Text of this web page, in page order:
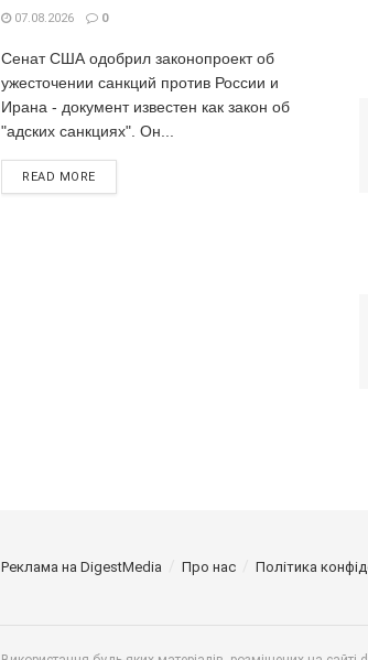
07.08.2026 0
Сенат США одобрил законопроект об
ужесточении санкций против России и
Ирана - документ известен как закон об
"адских санкциях". Он...
READ MORE
Реклама на DigestMedia Про нас Політика